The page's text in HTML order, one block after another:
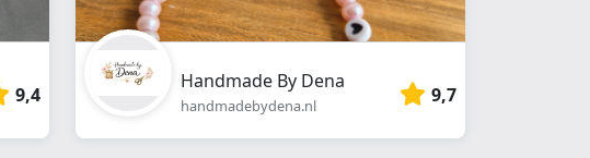
9,4
Handmade By Dena
handmadebydena.nl 9,7